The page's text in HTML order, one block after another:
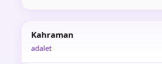
Kahraman
adalet